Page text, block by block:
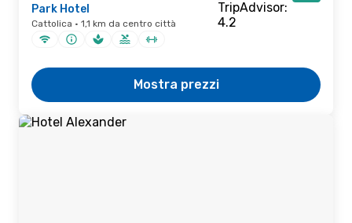
Park Hotel
Cattolica · 1,1 km da centro città
Mostra prezzi